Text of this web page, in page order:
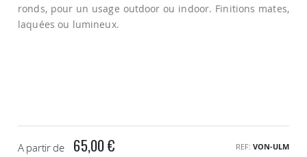
ronds, pour un usage outdoor ou indoor. Finitions mates,
laquées ou lumineux.
A partir de 65,00 € REF VON-ULM